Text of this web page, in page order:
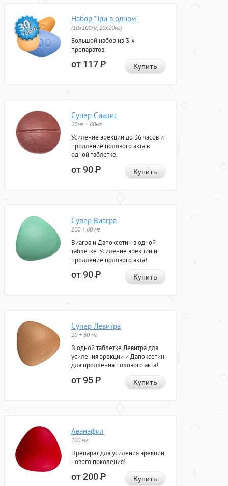
Набор "Три в одном"
(10x100мг, 20x20мг)
Большой набор из 3-х
препаратов.
от 117Р Купить
Супер Сиалис
20мг + 60мг
Усиление эрекции до 36 часов и
продление полового акта в
одной таблетке.
от 90Р Купить
Супер Виагра
100 + 60 мг
Виагра и Дапоксетин в одной
таблетке. Усиление эрекции и
продление полового акта!
от 90Р Купить
Супер Левитра
20 + 60 мг
В одной таблетке Левитра для
усиления эрекции и Дапоксетин
для продления полового акта!
от 95Р Купить
Аванафил
100 мг
Препарат для усиления эрекции
нового поколения!
от 200Р Купить